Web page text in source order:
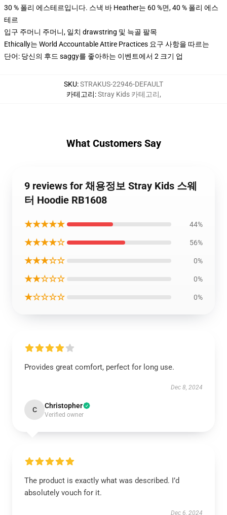
30 % 폴리 에스테르입니다. 스낵 바 Heather는 60 %면, 40 % 폴리 에스
테르
입구 주머니 주머니, 일치 drawstring 및 늑골 팔목
Ethically는 World Accountable Attire Practices 요구 사항을 따르는
단어: 당신의 후드 saggy를 좋아하는 이벤트에서 2 크기 업
SKU:STRAKUS-22946-DEFAULT
카테고리:Stray Kids 카테고리,
What Customers Say
9 reviews for 채용정보 Stray Kids 스웨
터 Hoodie RB1608
★★★★★ 44%
★★★★☆ 56%
★★★☆☆ 0%
★★☆☆☆ 0%
★☆☆☆☆ 0%
Provides great comfort, perfect for long use.
Dec 8, 2024
C Christopher
Verified owner
The product is exactly what was described. I’d
absolutely vouch for it.
Dec 6, 2024